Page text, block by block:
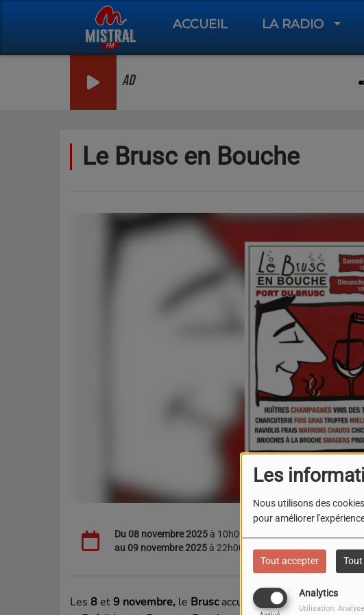
Les
Nous utilisons des
pour améliorer
Tout accepter
Analytics
Utilisation: Analyse
ACCUEIL LA RADIO
AD
Le Brusc en Bouche
Du 08 novembre 2025 à 10h00
au 09 novembre 2025 à 22h00
Les 8et 9 novembre, le Bruscaccueillera un week-end